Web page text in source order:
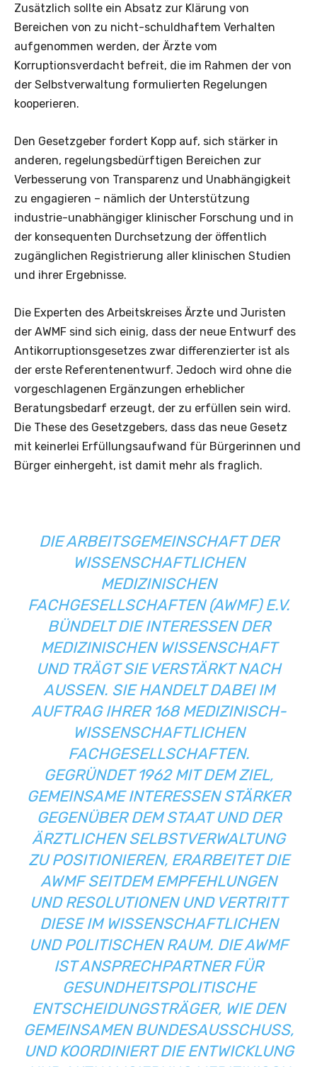
Zusätzlich sollte ein Absatz zur Klärung von
Bereichen von zu nicht-schuldhaftem Verhalten
aufgenommen werden, der Ärzte vom
Korruptionsverdacht befreit, die im Rahmen der von
der Selbstverwaltung formulierten Regelungen
kooperieren.
Den Gesetzgeber fordert Kopp auf, sich stärker in
anderen, regelungsbedürftigen Bereichen zur
Verbesserung von Transparenz und Unabhängigkeit
zu engagieren – nämlich der Unterstützung
industrie-unabhängiger klinischer Forschung und in
der konsequenten Durchsetzung der öffentlich
zugänglichen Registrierung aller klinischen Studien
und ihrer Ergebnisse.
Die Experten des Arbeitskreises Ärzte und Juristen
der AWMF sind sich einig, dass der neue Entwurf des
Antikorruptionsgesetzes zwar differenzierter ist als
der erste Referentenentwurf. Jedoch wird ohne die
vorgeschlagenen Ergänzungen erheblicher
Beratungsbedarf erzeugt, der zu erfüllen sein wird.
Die These des Gesetzgebers, dass das neue Gesetz
mit keinerlei Erfüllungsaufwand für Bürgerinnen und
Bürger einhergeht, ist damit mehr als fraglich.
DIE ARBEITSGEMEINSCHAFT DER
WISSENSCHAFTLICHEN
MEDIZINISCHEN
FACHGESELLSCHAFTEN (AWMF) E.V.
BÜNDELT DIE INTERESSEN DER
MEDIZINISCHEN WISSENSCHAFT
UND TRÄGT SIE VERSTÄRKT NACH
AUSSEN. SIE HANDELT DABEI IM A
UFTRAG IHRER 168 MEDIZINISCH-W
ISSENSCHAFTLICHEN F
ACHGESELLSCHAFTEN. G
EGRÜNDET 1962 MIT DEM ZIEL, G
EMEINSAME INTERESSEN STÄRKER G
EGENÜBER DEM STAAT UND DER Ä
RZTLICHEN SELBSTVERWALTUNG Z
U POSITIONIEREN, ERARBEITET DIE A
WMF SEITDEM EMPFEHLUNGEN U
ND RESOLUTIONEN UND VERTRITT D
IESE IM WISSENSCHAFTLICHEN U
ND POLITISCHEN RAUM. DIE AWMF I
ST ANSPRECHPARTNER FÜR G
ESUNDHEITSPOLITISCHE E
NTSCHEIDUNGSTRÄGER, WIE DEN G
EMEINSAMEN BUNDESAUSSCHUSS, U
ND KOORDINIERT DIE ENTWICKLUNG U